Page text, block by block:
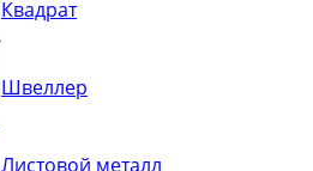
Квадрат
Швеллер
Листовой металл